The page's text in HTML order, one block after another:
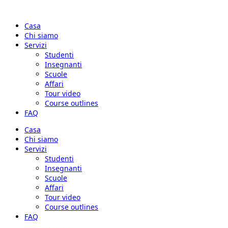
Casa
Chi siamo
Servizi
Studenti
Insegnanti
Scuole
Affari
Tour video
Course outlines
FAQ
Casa
Chi siamo
Servizi
Studenti
Insegnanti
Scuole
Affari
Tour video
Course outlines
FAQ